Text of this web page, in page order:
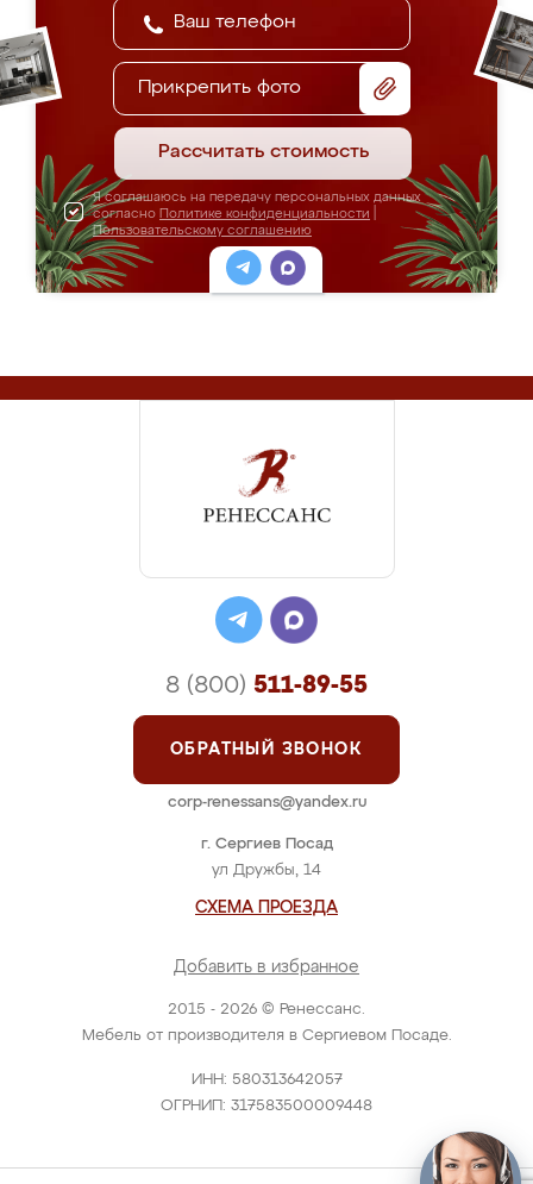
Прикрепить фото
Рассчитать стоимость
Я соглашаюсь на передачу персональных данных
согласно Политике конфиденциальности
Пользовательскому соглашению
2015 - 2026 © Ренессанс.
Мебель от производителя в Сергиевом Посаде.
ИНН: 580313642057
ОГРНИП: 317583500009448
г. Сергиев Посад
ул Дружбы, 14
СХЕМА ПРОЕЗДА
Добавить в избранное
8 (800) 511-89-55
ОБРАТНЫЙ ЗВОНОК
corp-renessans@yandex.ru